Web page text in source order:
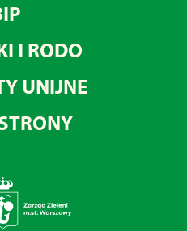
I RODO
UNIJNE